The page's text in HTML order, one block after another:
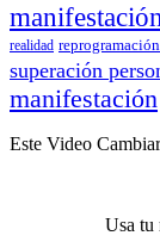
manifestación
realidad
superación
manifestación
Este Video
Usa tu